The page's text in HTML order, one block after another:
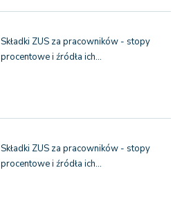
Składki ZUS za pracowników - stopy
procentowe i źródła ich…
Składki ZUS za pracowników - stopy
procentowe i źródła ich…